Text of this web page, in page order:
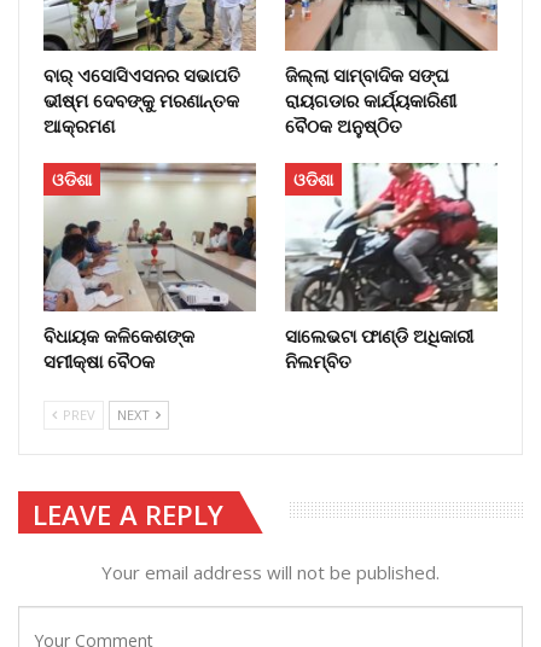
ବାର୍‌ ଏସୋସିଏସନର ସଭାପତି
ଭୀଷ୍ମ ଦେବଙ୍କୁ ମରଣାନ୍ତକ
ଆକ୍ରମଣ
ଜିଲ୍ଲା ସାମ୍ବାଦିକ ସଙ୍ଘ
ରାୟଗଡାର କାର୍ଯ୍ୟକାରିଣୀ
ବୈଠକ ଅନୁଷ୍ଠିତ
ଓଡିଶା
ବିଧାୟକ କଳିକେଶଙ୍କ
ସମୀକ୍ଷା ବୈଠକ
ଓଡିଶା
ସାଲେଭଟା ଫାଣ୍ଡି ଅଧିକାରୀ
ନିଲମ୍ବିତ
PREV NEXT
LEAVE A REPLY
Your email address will not be published.